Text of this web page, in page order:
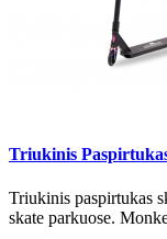
Triukinis
Triukinis paspirtukas
skate parkuose.